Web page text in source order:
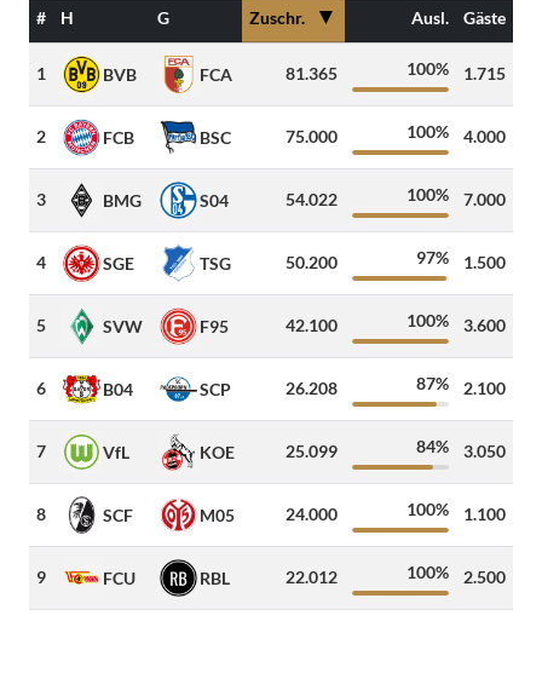
# H G Zuschr. ▼ Ausl. Gäste
1 BVB FCA 81.365 100% 1.715
2 FCB BSC 75.000 100% 4.000
3 BMG S04 54.022 100% 7.000
4 SGE TSG 50.200 97% 1.500
5 SVW F95 42.100 100% 3.600
6 B04 SCP 26.208 87% 2.100
7 VfL KOE 25.099 84% 3.050
8 SCF M05 24.000 100% 1.100
9 FCU RBL 22.012 100% 2.500